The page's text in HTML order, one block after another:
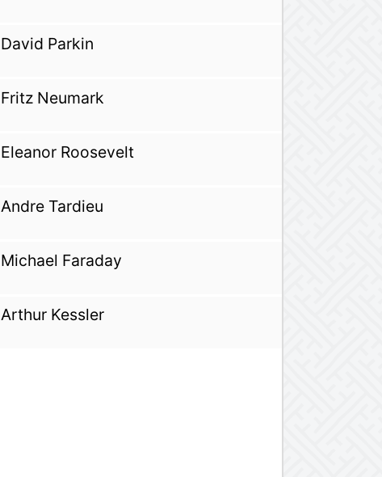
David Parkin
Fritz Neumark
Eleanor Roosevelt
Andre Tardieu
Michael Faraday
Arthur Kessler